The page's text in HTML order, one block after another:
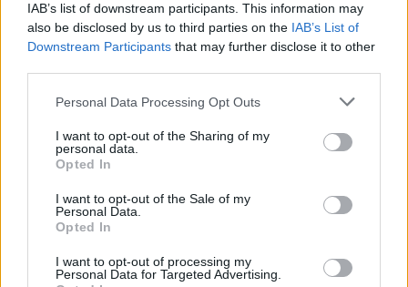
IAB’s list of downstream participants. This information may
also be disclosed by us to third parties on the IAB’s List of
Downstream Participants that may further disclose it to other
Personal Data Processing Opt Outs
I want to opt-out of the Sharing of my
personal data.
Opted In
I want to opt-out of the Sale of my
Personal Data.
Opted In
I want to opt-out of processing my
Personal Data for Targeted Advertising.
Žiūrimiausi įrašai
vaiko gyvybių išgelbėti nepavyko
Savaitės vidurys nusimato karštas: temperatūra kils iki
32 laipsnių šilumos